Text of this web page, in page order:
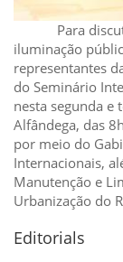
Para discutir
iluminação
representantes
do Seminário
nesta segunda e
Alfândega, das
por meio do
Internacionais,
Manutenção e
Urbanização do
Editorials